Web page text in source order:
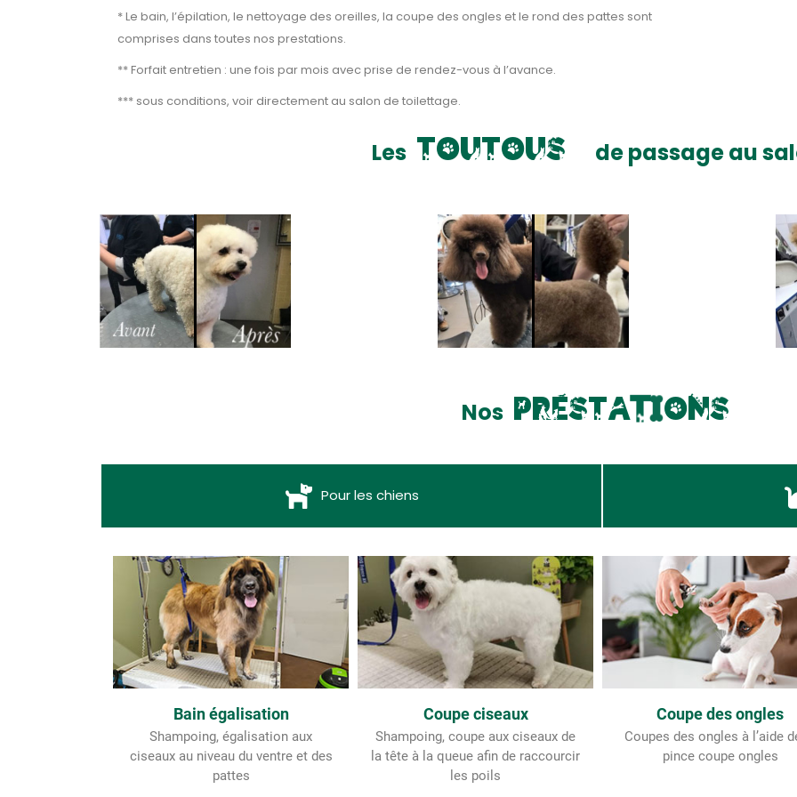
* Le bain, l’épilation, le nettoyage des oreilles, la coupe des ongles et le rond des pattes sont
comprises dans toutes nos prestations.
** Forfait entretien : une fois par mois avec prise de rendez-vous à l’avance.
*** sous conditions, voir directement au salon de toilettage.
Les toutous de passage au
Nos prestations
Pour les chiens
Bain égalisation
Shampoing, égalisation aux
ciseaux au niveau du ventre et des
pattes
Coupe ciseaux
Shampoing, coupe aux ciseaux de
la tête à la queue afin de raccourcir
les poils
Coupe des ongles
Coupes des ongles à l’aide
pince coupe ongles